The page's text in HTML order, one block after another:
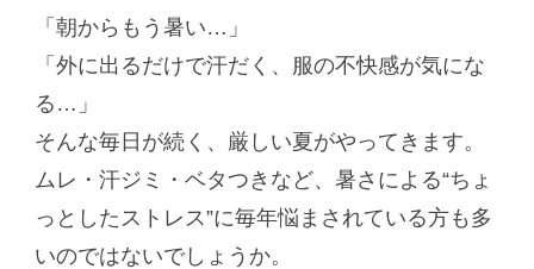
「朝からもう暑い…」
「外に出るだけで汗だく、服の不快感が気にな
る…」
そんな毎日が続く、厳しい夏がやってきます。
ムレ・汗ジミ・ベタつきなど、暑さによる“ちょ
っとしたストレス”に毎年悩まされている方も多
いのではないでしょうか。